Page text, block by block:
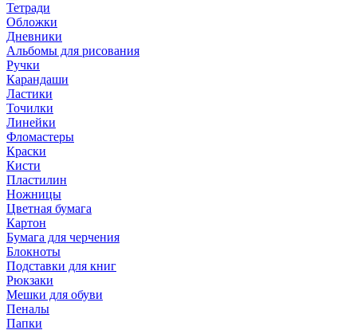
Тетради
Обложки
Дневники
Альбомы для рисования
Ручки
Карандаши
Ластики
Точилки
Линейки
Фломастеры
Краски
Кисти
Пластилин
Ножницы
Цветная бумага
Картон
Бумага для черчения
Блокноты
Подставки для книг
Рюкзаки
Мешки для обуви
Пеналы
Папки